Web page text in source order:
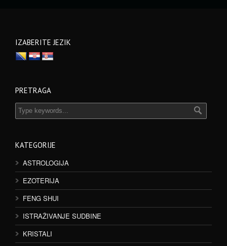
IZABERITE JEZIK
PRETRAGA
KATEGORIJE
ASTROLOGIJA
EZOTERIJA
FENG SHUI
ISTRAŽIVANJE SUDBINE
KRISTALI